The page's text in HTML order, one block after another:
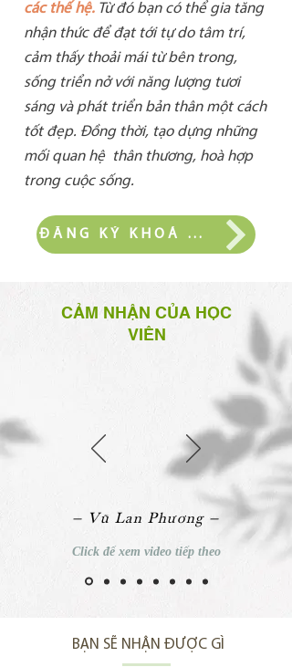
các thế hệ. Từ đó bạn có thể gia tăng
nhận thức để đạt tới tự do tâm trí,
cảm thấy thoải mái từ bên trong,
sống triển nở với năng lượng tươi
sáng và phát triển bản thân một cách
tốt đẹp. Đồng thời, tạo dựng những
mối quan hệ thân thương, hoà hợp
trong cuộc sống.​​​
ĐĂNG KÝ KHOÁ HỌC
CẢM NHẬN CỦA HỌC
VIÊN
— Vũ Lan Phương —
Click để xem video tiếp theo
BẠN SẼ NHẬN ĐƯỢC GÌ